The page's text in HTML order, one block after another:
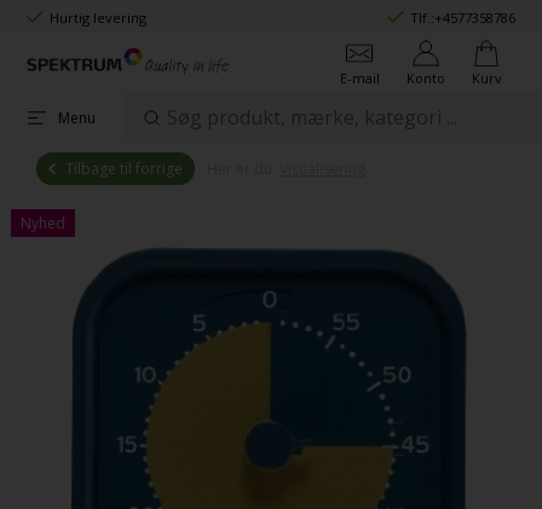
Hurtig levering Tlf.:+4577358786
E-mail Konto Kurv
Menu
Tilbage til forrige
Nyhed